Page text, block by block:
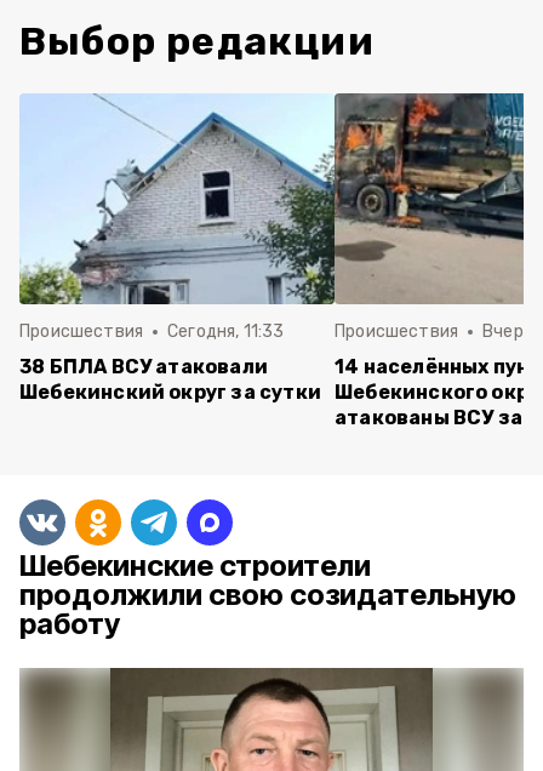
Выбор редакции
Происшествия Сегодня, 11:33
38 БПЛА ВСУ атаковали
Шебекинский округ за сутки
Происшествия Вчера,
14 населённых
Шебекинского
атакованы ВСУ за
Шебекинские строители
продолжили свою созидательную
работу